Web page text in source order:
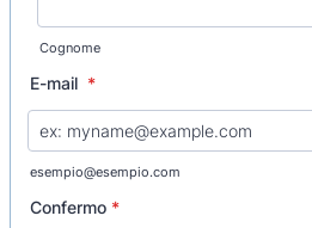
Cognome
E-mail *
esempio@esempio.com
Confermo *